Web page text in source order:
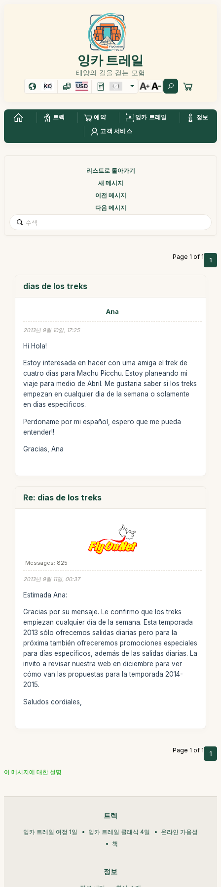
잉카 트레일
태양의 길을 걷는 모험
KO USD
트렉 예약 잉카 트레일
정보
고객 서비스
리스트로 돌아가기
새 메시지
이전 메시지
다음 메시지
Page 1 of 1 1
dias de los treks
Ana
2013년 9월 10일, 17:25
Hi Hola!
Estoy interesada en hacer con uma amiga el trek de
cuatro dias para Machu Picchu. Estoy planeando mi
viaje para medio de Abril. Me gustaria saber si los treks
empezan en cualquier dia de la semana o solamente
en dias especificos.
Perdoname por mi español, espero que me pueda
entender!!
Gracias, Ana
Re: dias de los treks
Messages: 825
2013년 9월 11일, 00:37
Estimada Ana:
Gracias por su mensaje. Le confirmo que los treks
empiezan cualquier día de la semana. Esta temporada
2013 sólo ofrecemos salidas diarias pero para la
próxima también ofreceremos promociones especiales
para días específicos, además de las salidas diarias. La
invito a revisar nuestra web en diciembre para ver
cómo van las propuestas para la temporada 2014-
2015.
Saludos cordiales,
Page 1 of 1 1
이 메시지에 대한 설명
트렉
잉카 트레일 여정 1일 잉카 트레일 클래식 4일
온라인 가용성
책
정보